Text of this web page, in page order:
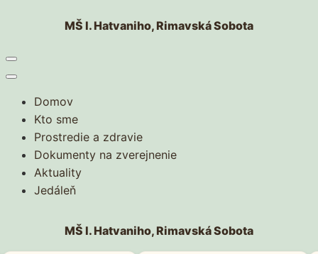
MŠ I. Hatvaniho, Rimavská Sobota
Domov
Kto sme
Prostredie a zdravie
Dokumenty na zverejnenie
Aktuality
Jedáleň
MŠ I. Hatvaniho, Rimavská Sobota